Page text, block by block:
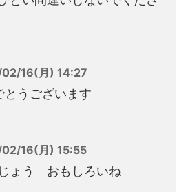
16(月) 14:27
とうございます
16(月) 15:55
ょう おもしろいね